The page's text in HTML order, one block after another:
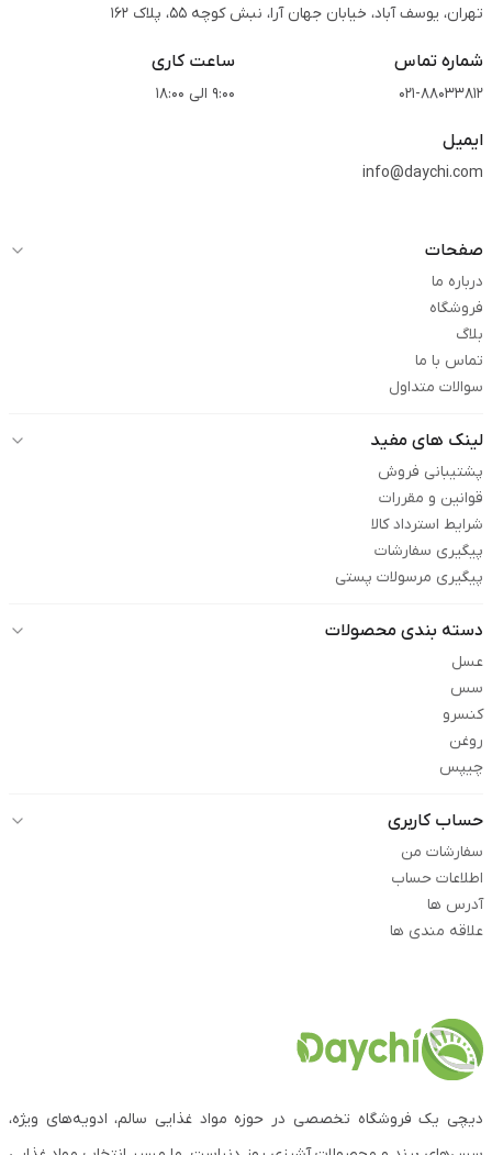
تهران، یوسف آباد، خیابان جهان آرا، نبش کوچه 55، پلاک 162
شماره تماس
021-88033812
ساعت کاری
9:00 الی 18:00
ایمیل
info@daychi.com
صفحات
درباره ما
فروشگاه
بلاگ
تماس با ما
سوالات متداول
لینک های مفید
پشتیبانی فروش
قوانین و مقررات
شرایط استرداد کالا
پیگیری سفارشات
پیگیری مرسولات پستی
دسته بندی محصولات
عسل
سس
کنسرو
روغن
چیپس
حساب کاربری
سفارشات من
اطلاعات حساب
آدرس ها
علاقه مندی ها
دیچی یک فروشگاه تخصصی در حوزه مواد غذایی سالم، ادویه‌های ویژه،